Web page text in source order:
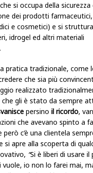
si occupa della sicurezza
dei prodotti
e cosmetici) e si
idrogel ed altri materiali
pratica tradizionale, come
che sia più
realizzato
che gli è stato da sempre
persino il ricordo,
che avevano spinto a
però c’è una clientela
si apre alla scoperta di
“Si è liberi di usare il
io non lo farei mai,